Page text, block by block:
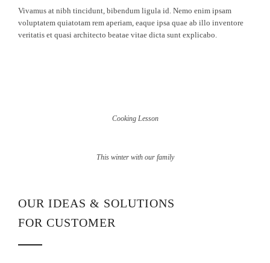
Vivamus at nibh tincidunt, bibendum ligula id. Nemo enim ipsam
voluptatem quiatotam rem aperiam, eaque ipsa quae ab illo inventore
veritatis et quasi architecto beatae vitae dicta sunt explicabo.
Cooking Lesson
This winter with our family
OUR IDEAS & SOLUTIONS
FOR CUSTOMER